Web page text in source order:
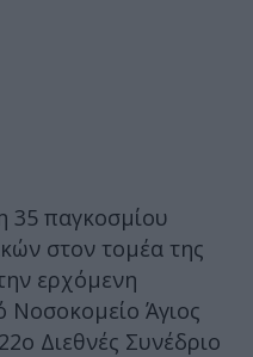
35 παγκοσμίου
στον τομέα της
ερχόμενη
Νοσοκομείο Άγιος
Διεθνές Συνέδριο